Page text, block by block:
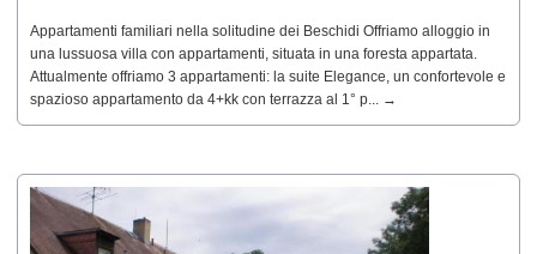
Appartamenti familiari nella solitudine dei Beschidi Offriamo alloggio in
una lussuosa villa con appartamenti, situata in una foresta appartata.
Attualmente offriamo 3 appartamenti: la suite Elegance, un confortevole e
spazioso appartamento da 4+kk con terrazza al 1° p... →